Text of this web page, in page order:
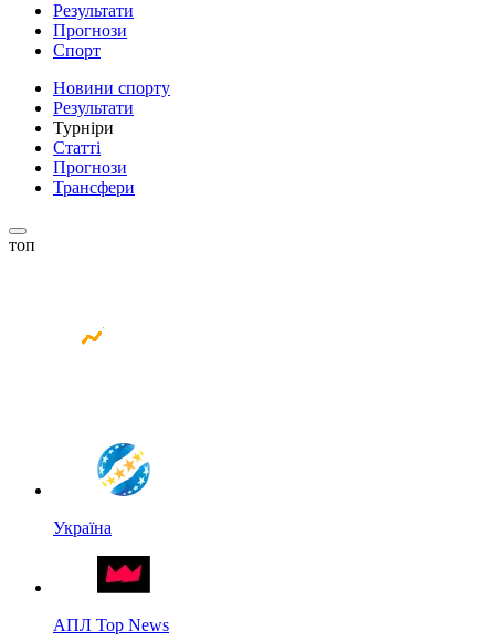
Результати
Прогнози
Спорт
Новини спорту
Результати
Турніри
Статті
Прогнози
Трансфери
топ
Україна
АПЛ Top News